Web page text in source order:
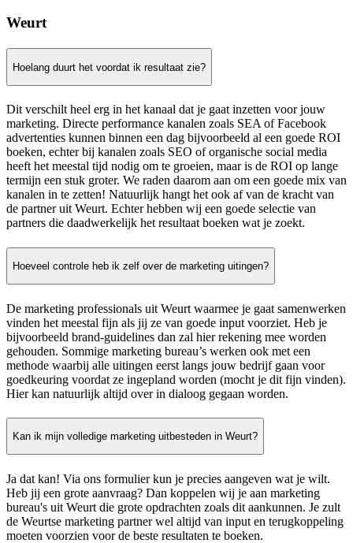
Weurt
Hoelang duurt het voordat ik resultaat zie?
Dit verschilt heel erg in het kanaal dat je gaat inzetten voor jouw
marketing. Directe performance kanalen zoals SEA of Facebook
advertenties kunnen binnen een dag bijvoorbeeld al een goede ROI
boeken, echter bij kanalen zoals SEO of organische social media
heeft het meestal tijd nodig om te groeien, maar is de ROI op lange
termijn een stuk groter. We raden daarom aan om een goede mix van
kanalen in te zetten! Natuurlijk hangt het ook af van de kracht van
de partner uit Weurt. Echter hebben wij een goede selectie van
partners die daadwerkelijk het resultaat boeken wat je zoekt.
Hoeveel controle heb ik zelf over de marketing uitingen?
De marketing professionals uit Weurt waarmee je gaat samenwerken
vinden het meestal fijn als jij ze van goede input voorziet. Heb je
bijvoorbeeld brand-guidelines dan zal hier rekening mee worden
gehouden. Sommige marketing bureau’s werken ook met een
methode waarbij alle uitingen eerst langs jouw bedrijf gaan voor
goedkeuring voordat ze ingepland worden (mocht je dit fijn vinden).
Hier kan natuurlijk altijd over in dialoog gegaan worden.
Kan ik mijn volledige marketing uitbesteden in Weurt?
Ja dat kan! Via ons formulier kun je precies aangeven wat je wilt.
Heb jij een grote aanvraag? Dan koppelen wij je aan marketing
bureau's uit Weurt die grote opdrachten zoals dit aankunnen. Je zult
de Weurtse marketing partner wel altijd van input en terugkoppeling
moeten voorzien voor de beste resultaten te boeken.